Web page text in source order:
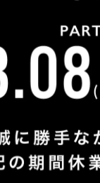
全国どこへ